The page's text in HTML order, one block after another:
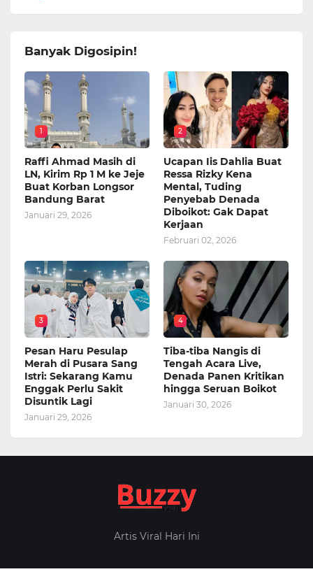
Banyak Digosipin!
1
Raffi Ahmad Masih di
LN, Kirim Rp 1 M ke Jeje
Buat Korban Longsor
Bandung Barat
Januari 29, 2026
2
Ucapan Iis Dahlia Buat
Ressa Rizky Kena
Mental, Tuding
Penyebab Denada
Diboikot: Gak Dapat
Kerjaan
Februari 02, 2026
3
Pesan Haru Pesulap
Merah di Pusara Sang
Istri: Sekarang Kamu
Enggak Perlu Sakit
Disuntik Lagi
Januari 29, 2026
4
Tiba-tiba Nangis di
Tengah Acara Live,
Denada Panen Kritikan
hingga Seruan Boikot
Januari 30, 2026
Artis Viral Hari Ini